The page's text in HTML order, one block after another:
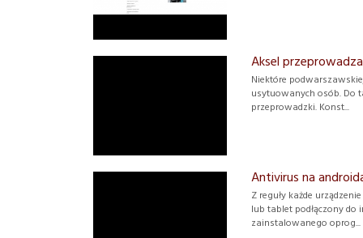
Aksel
Niektóre
usytuowanych osób. Do
przeprowadzki. Konst...
Antivirus na
Z reguły każde
lub tablet podłączony
zainstalowanego oprog...